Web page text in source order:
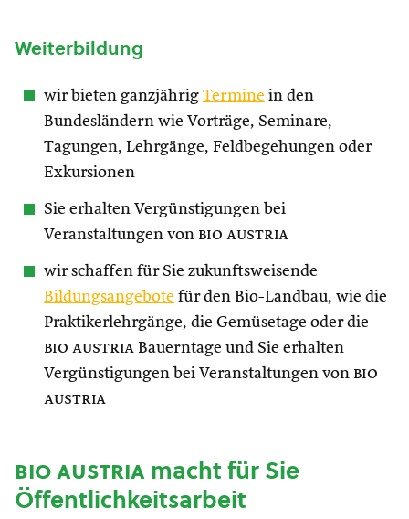
Weiterbildung
wir bieten ganzjährig Termine in den
Bundesländern wie Vorträge, Seminare,
Tagungen, Lehrgänge, Feldbegehungen oder
Exkursionen
Sie erhalten Vergünstigungen bei
Veranstaltungen von bio austria
wir schaffen für Sie zukunftsweisende
Bildungsangebote für den Bio-Landbau, wie die
Praktikerlehrgänge, die Gemüsetage oder die
bio austria Bauerntage und Sie erhalten
Vergünstigungen bei Veranstaltungen von bio
austria
bio austriamacht für Sie
Öffentlichkeitsarbeit